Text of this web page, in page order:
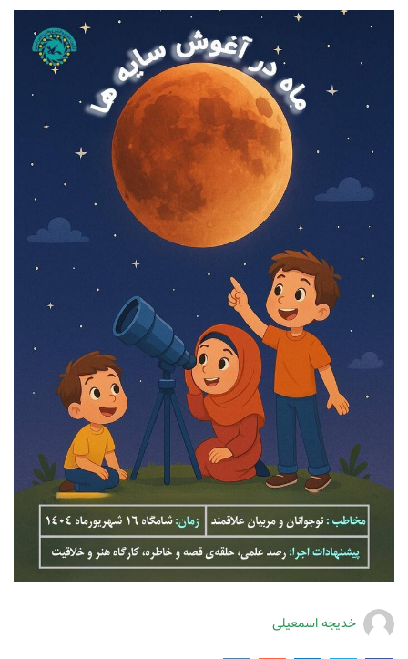
خدیجه اسمعیلی